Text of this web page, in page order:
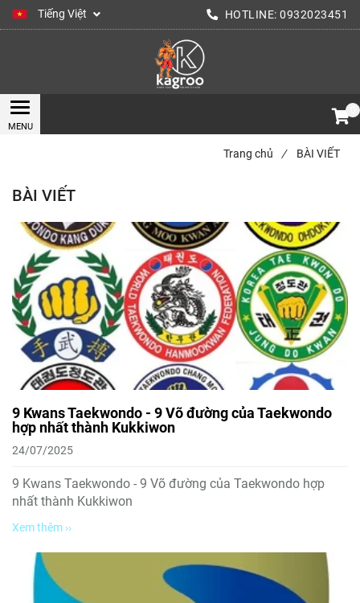
Tiếng Việt HOTLINE: 0932023451
Trang chủ / BÀI VIẾT
BÀI VIẾT
9 Kwans Taekwondo - 9 Võ đường của Taekwondo
hợp nhất thành Kukkiwon
24/07/2025
9 Kwans Taekwondo - 9 Võ đường của Taekwondo hợp
nhất thành Kukkiwon
Xem thêm ››